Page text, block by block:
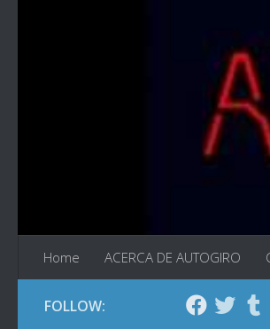
Home ACERCA DE AUTOGIRO
FOLLOW: